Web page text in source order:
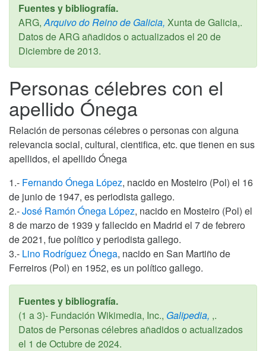
Fuentes y bibliografía.
ARG, Arquivo do Reino de Galicia, Xunta de Galicia,.
Datos de ARG añadidos o actualizados el 20 de
Diciembre de 2013.
Personas célebres con el
apellido Ónega
Relación de personas célebres o personas con alguna
relevancia social, cultural, cientifica, etc. que tienen en sus
apellidos, el apellido Ónega
1.- Fernando Ónega López, nacido en Mosteiro (Pol) el 16
de junio de 1947, es periodista gallego.
2.-José Ramón Ónega López, nacido en Mosteiro (Pol) el
8 de marzo de 1939 y fallecido en Madrid el 7 de febrero
de 2021, fue político y periodista gallego.
3.- Lino Rodríguez Ónega, nacido en San Martiño de
Ferreiros (Pol) en 1952, es un político gallego.
Fuentes y bibliografía.
(1 a 3)- Fundación Wikimedia, Inc., Galipedia, ,.
Datos de Personas célebres añadidos o actualizados
el 1 de Octubre de 2024.